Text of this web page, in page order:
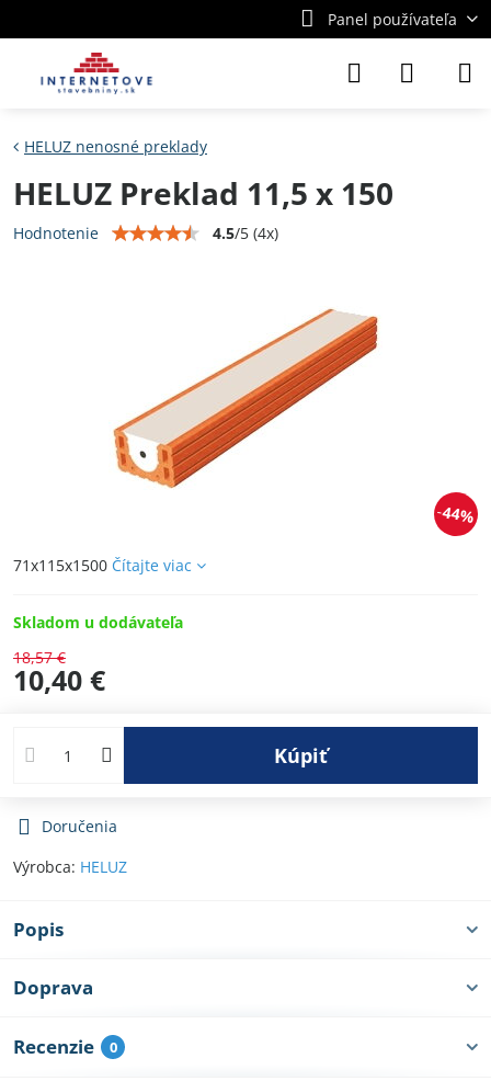
Panel používateľa
44%
HELUZ nenosné preklady
HELUZ Preklad 11,5 x 150
Hodnotenie 4.5/5 (4x)
71x115x1500 Čítajte viac
Skladom u dodávateľa
18,57 €
10,40 €
Kúpiť
Doručenia
Výrobca: HELUZ
Popis
Doprava
Recenzie 0